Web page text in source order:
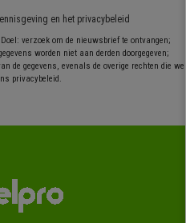
en het privacybeleid
verzoek om de nieuwsbrief te ontvangen;
worden niet aan derden doorgegeven;
de gegevens, evenals de overige rechten die we
privacybeleid.